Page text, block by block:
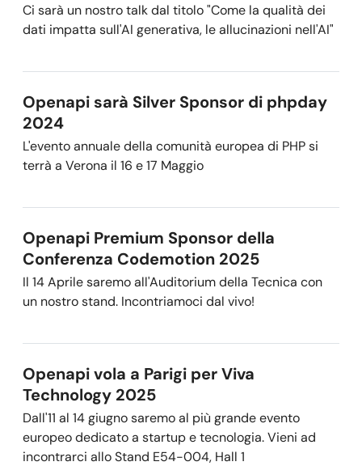
Ci sarà un nostro talk dal titolo "Come la qualità dei
dati impatta sull'AI generativa, le allucinazioni nell'AI"
Openapi sarà Silver Sponsor di phpday
2024
L'evento annuale della comunità europea di PHP si
terrà a Verona il 16 e 17 Maggio
Openapi Premium Sponsor della
Conferenza Codemotion 2025
Il 14 Aprile saremo all'Auditorium della Tecnica con
un nostro stand. Incontriamoci dal vivo!
Openapi vola a Parigi per Viva
Technology 2025
Dall'11 al 14 giugno saremo al più grande evento
europeo dedicato a startup e tecnologia. Vieni ad
incontrarci allo Stand E54-004, Hall 1